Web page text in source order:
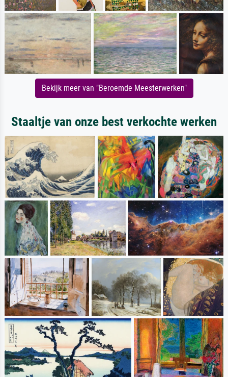
Bekijk meer van "Beroemde Meesterwerken"
Staaltje van onze best verkochte werken